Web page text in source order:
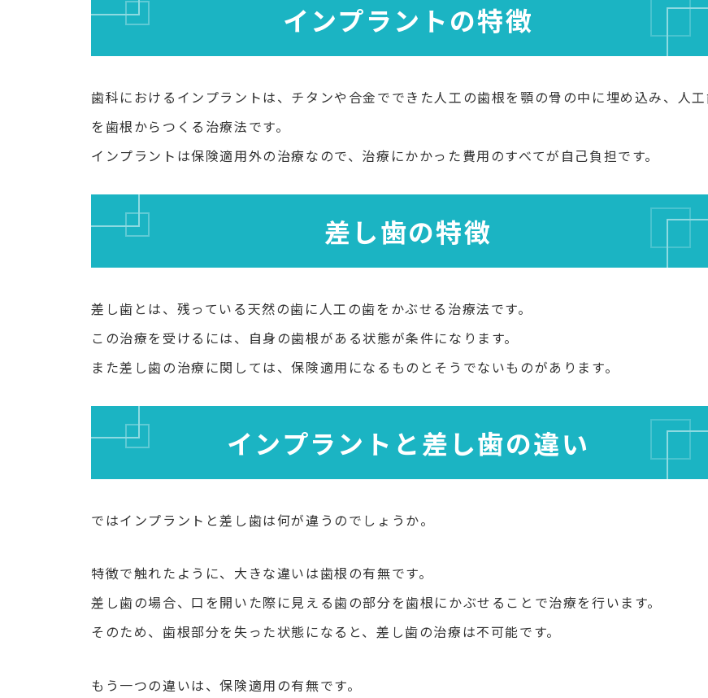
インプラントの特徴
歯科におけるインプラントは、チタンや合金でできた人工の歯根を顎の骨の中に埋め込み、人
を歯根からつくる治療法です。
インプラントは保険適用外の治療なので、治療にかかった費用のすべてが自己負担です。
差し歯の特徴
差し歯とは、残っている天然の歯に人工の歯をかぶせる治療法です。
この治療を受けるには、自身の歯根がある状態が条件になります。
また差し歯の治療に関しては、保険適用になるものとそうでないものがあります。
インプラントと差し歯の違い
ではインプラントと差し歯は何が違うのでしょうか。
特徴で触れたように、大きな違いは歯根の有無です。
差し歯の場合、口を開いた際に見える歯の部分を歯根にかぶせることで治療を行います。
そのため、歯根部分を失った状態になると、差し歯の治療は不可能です。
もう一つの違いは、保険適用の有無です。